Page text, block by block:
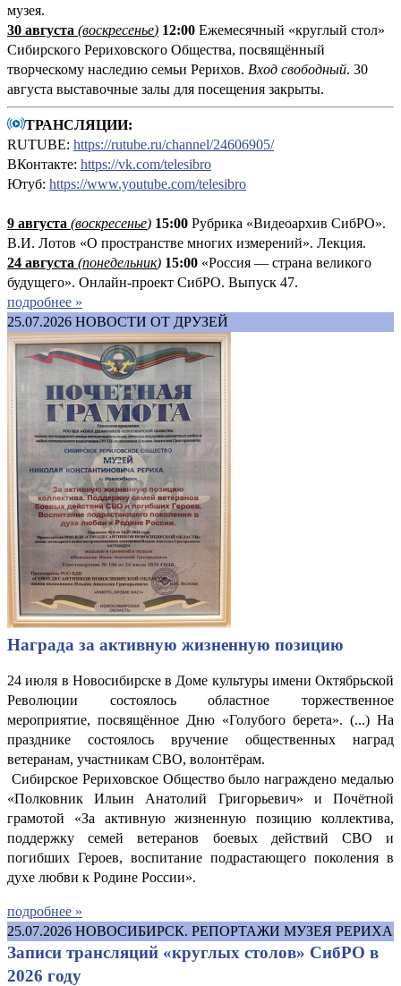
музея.
30 августа (воскресенье) 12:00 Ежемесячный «круглый стол»
Сибирского Рериховского Общества, посвящённый
творческому наследию семьи Рерихов. Вход свободный. 30
августа выставочные залы для посещения закрыты.
ТРАНСЛЯЦИИ:
RUTUBE: https://rutube.ru/channel/24606905/
ВКонтакте: https://vk.com/telesibro
Ютуб: https://www.youtube.com/telesibro
9 августа (воскресенье) 15:00 Рубрика «Видеоархив СибРО».
В.И. Лотов «О пространстве многих измерений». Лекция.
24 августа (понедельник) 15:00 «Россия — страна великого
будущего». Онлайн-проект СибРО. Выпуск 47.
подробнее »
25.07.2026 НОВОСТИ ОТ ДРУЗЕЙ
Награда за активную жизненную позицию
24 июля в Новосибирске в Доме культуры имени Октябрьской
Революции состоялось областное торжественное
мероприятие, посвящённое Дню «Голубого берета». (...) На
празднике состоялось вручение общественных наград
ветеранам, участникам СВО, волонтёрам.
Сибирское Рериховское Общество было награждено медалью
«Полковник Ильин Анатолий Григорьевич» и Почётной
грамотой «За активную жизненную позицию коллектива,
поддержку семей ветеранов боевых действий СВО и
погибших Героев, воспитание подрастающего поколения в
духе любви к Родине России».
подробнее »
25.07.2026 НОВОСИБИРСК. РЕПОРТАЖИ МУЗЕЯ РЕРИХА
Записи трансляций «круглых столов» СибРО в
2026 году